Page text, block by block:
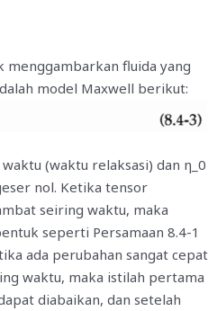
menggambarkan fluida yang
model Maxwell berikut:
(waktu relaksasi) dan η_0
nol. Ketika tensor
seiring waktu, maka
seperti Persamaan 8.4-1
ada perubahan sangat cepat
waktu, maka istilah pertama
diabaikan, dan setelah